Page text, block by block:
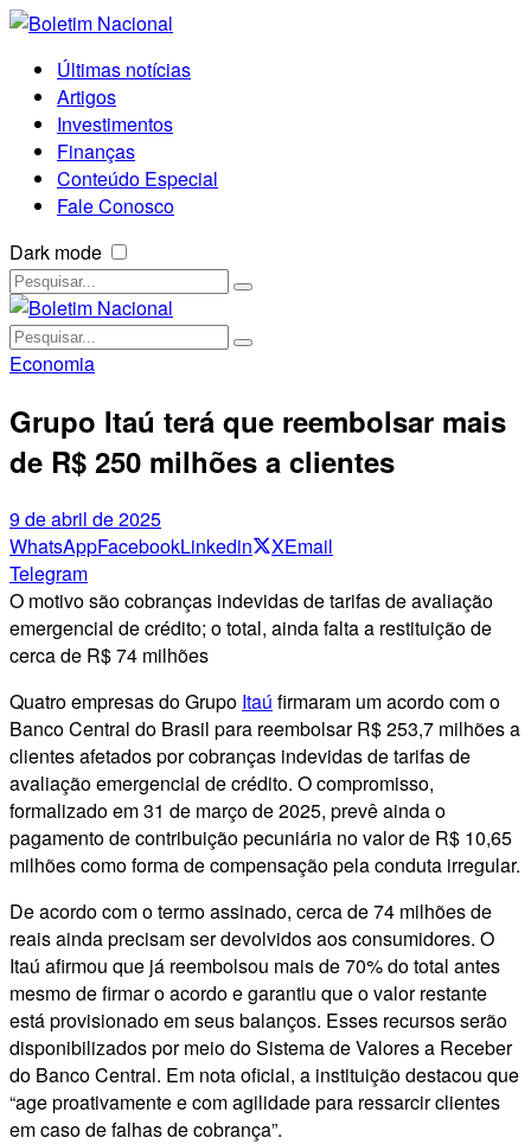
Últimas notícias
Artigos
Investimentos
Finanças
Conteúdo Especial
Fale Conosco
Dark mode
Economia
Grupo Itaú terá que reembolsar mais
de R$ 250 milhões a clientes
9 de abril de 2025
WhatsAppFacebookLinkedin XEmail
Telegram
O motivo são cobranças indevidas de tarifas de avaliação
emergencial de crédito; o total, ainda falta a restituição de
cerca de R$ 74 milhões
Quatro empresas do Grupo Itaú firmaram um acordo com o
Banco Central do Brasil para reembolsar R$ 253,7 milhões a
clientes afetados por cobranças indevidas de tarifas de
avaliação emergencial de crédito. O compromisso,
formalizado em 31 de março de 2025, prevê ainda o
pagamento de contribuição pecuniária no valor de R$ 10,65
milhões como forma de compensação pela conduta irregular.
De acordo com o termo assinado, cerca de 74 milhões de
reais ainda precisam ser devolvidos aos consumidores. O
Itaú afirmou que já reembolsou mais de 70% do total antes
mesmo de firmar o acordo e garantiu que o valor restante
está provisionado em seus balanços. Esses recursos serão
disponibilizados por meio do Sistema de Valores a Receber
do Banco Central. Em nota oficial, a instituição destacou que
“age proativamente e com agilidade para ressarcir clientes
em caso de falhas de cobrança”.